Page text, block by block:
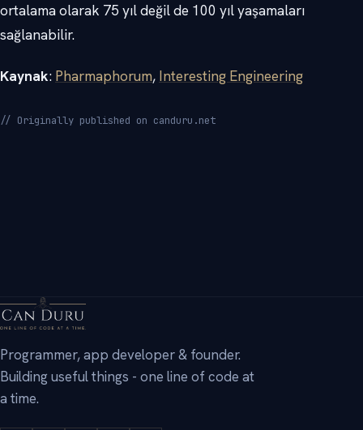
ortalama olarak 75 yıl değil de 100 yıl yaşamaları
sağlanabilir.
Kaynak: Pharmaphorum, Interesting Engineering
// Originally published on canduru.net
Programmer, app developer & founder.
Building useful things - one line of code at
a time.